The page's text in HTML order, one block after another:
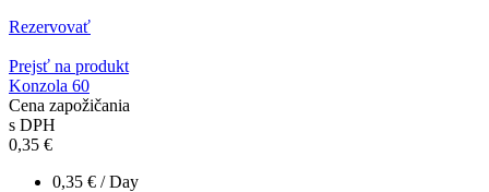
Rezervovať
Prejsť na produkt
Konzola 60
Cena zapožičania
s DPH
0,35 €
0,35 € / Day